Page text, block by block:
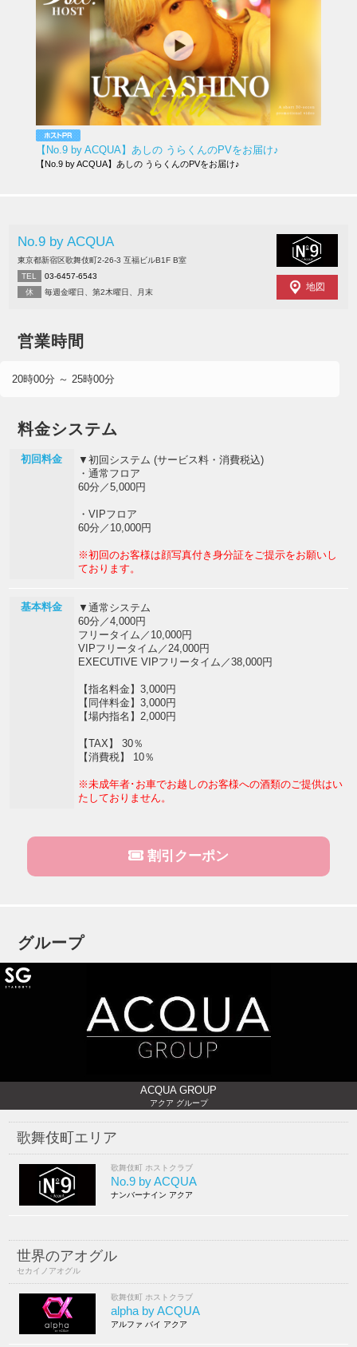
【No.9 by ACQUA】あしの うらくんのPVをお届け♪
【No.9 by ACQUA】あしの うらくんのPVをお届け♪
No.9 by ACQUA
東京都新宿区歌舞伎町2-26-3 互福ビルB1F B室
TEL
03-6457-6543
休
毎週金曜日、第2木曜日、月末 地図
営業時間
20時00分 ～ 25時00分
料金システム
初回料金
▼初回システム (サービス料・消費税込)
・通常フロア
60分／5,000円
・VIPフロア
60分／10,000円
※初回のお客様は顔写真付き身分証をご提示をお願いし
ております。
基本料金
▼通常システム
60分／4,000円
フリータイム／10,000円
VIPフリータイム／24,000円
EXECUTIVE VIPフリータイム／38,000円
【指名料金】3,000円
【同伴料金】3,000円
【場内指名】2,000円
【TAX】 30％
【消費税】 10％
※未成年者･お車でお越しのお客様への酒類のご提供はい
たしておりません。
割引クーポン
グループ
ACQUA GROUP
アクア グループ
歌舞伎町エリア
歌舞伎町 ホストクラブ
No.9 by ACQUA
ナンバーナイン アクア
世界のアオグル
セカイノアオグル
歌舞伎町 ホストクラブ
alpha by ACQUA
アルファ バイ アクア